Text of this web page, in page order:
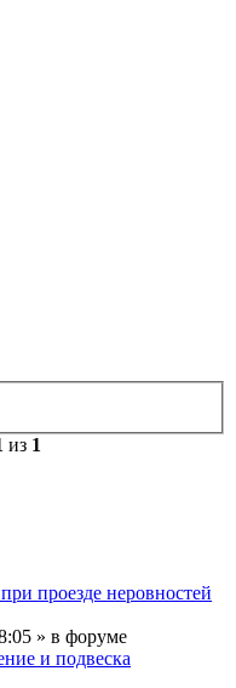
из 1
проезде неровностей
» в форуме
и подвеска